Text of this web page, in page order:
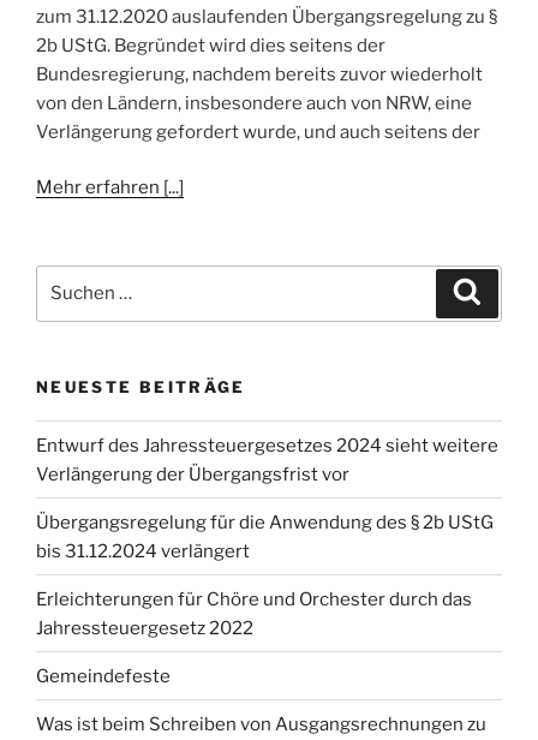
zum 31.12.2020 auslaufenden Übergangsregelung zu §
2b UStG. Begründet wird dies seitens der
Bundesregierung, nachdem bereits zuvor wiederholt
von den Ländern, insbesondere auch von NRW, eine
Verlängerung gefordert wurde, und auch seitens der
Mehr erfahren [...]
nach:
NEUESTE BEITRÄGE
Entwurf des Jahressteuergesetzes 2024 sieht weitere
Verlängerung der Übergangsfrist vor
Übergangsregelung für die Anwendung des § 2b UStG
bis 31.12.2024 verlängert
Erleichterungen für Chöre und Orchester durch das
Jahressteuergesetz 2022
Gemeindefeste
Was ist beim Schreiben von Ausgangsrechnungen zu